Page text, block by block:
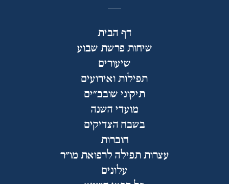
דף הבית
שיחות פרשת שבוע
שיעורים
תפילות ואירועים
תיקוני שובב"ים
מועדי השנה
בשבח הצדיקים
חוברות
עצרות תפילה לרפואת מו"ר
עלונים